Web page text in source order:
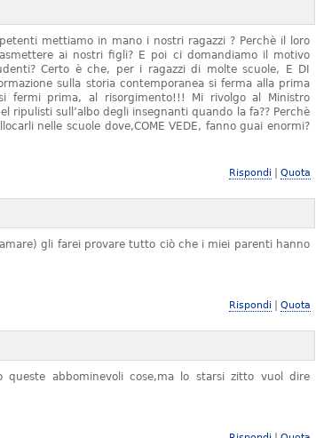
mettiamo in mano i nostri ragazzi ? Perchè il loro
ai nostri figli? E poi ci domandiamo il motivo
Certo è che, per i ragazzi di molte scuole, E DI
sulla storia contemporanea si ferma alla prima
fermi prima, al risorgimento!!! Mi rivolgo al Ministro
ripulisti sull’albo degli insegnanti quando la fa?? Perchè
nelle scuole dove,COME VEDE, fanno guai enormi?
Rispondi Quota
gli farei provare tutto ciò che i miei parenti hanno
Rispondi Quota
abbominevoli cose,ma lo starsi zitto vuol dire